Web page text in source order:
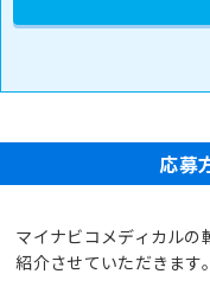
応募
マイナビコメディカルの
紹介させていただきます。